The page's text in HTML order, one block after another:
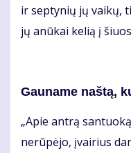
ir sep­ty­nių jų vai­kų,
jų anū­kai ke­lią į
Gau­na­me naš­tą,
„Apie an­trą
ne­rū­pė­jo, įvai­rius